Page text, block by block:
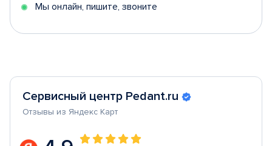
Мы онлайн, пишите, звоните
Сервисный центр Pedant.ru
Отзывы из Яндекс Карт